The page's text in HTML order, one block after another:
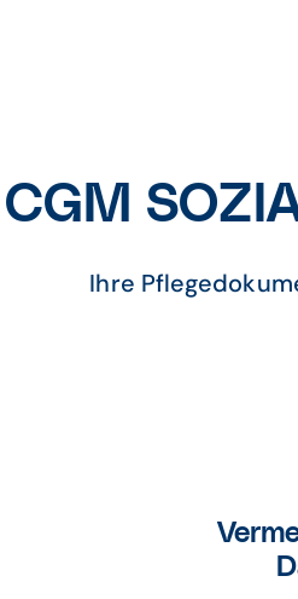
CGM
Ihre